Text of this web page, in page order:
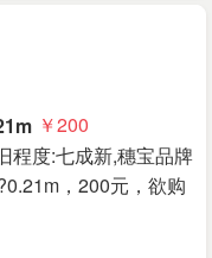
￥200
程度:七成新,穗宝品牌
，200元，欲购